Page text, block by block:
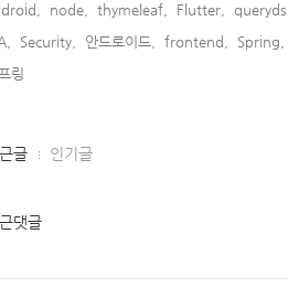
node, thymeleaf, Flutter,
querydsl,
Security, 안드로이드, frontend,
Spring,
링,
글 인기글
댓글